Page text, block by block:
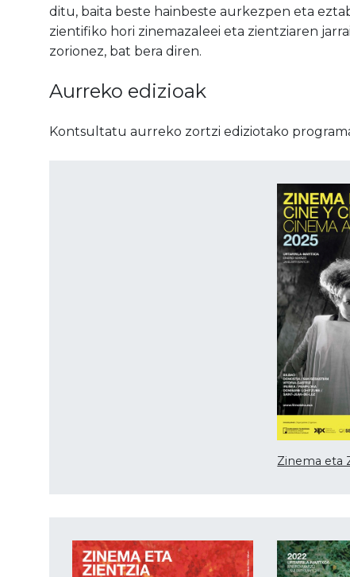
ditu, baita beste hainbeste aurkezpen eta
zientifiko hori zinemazaleei eta zientziaren
zorionez, bat bera diren.
Aurreko edizioak
Kontsultatu aurreko zortzi ediziotako
Zinema eta